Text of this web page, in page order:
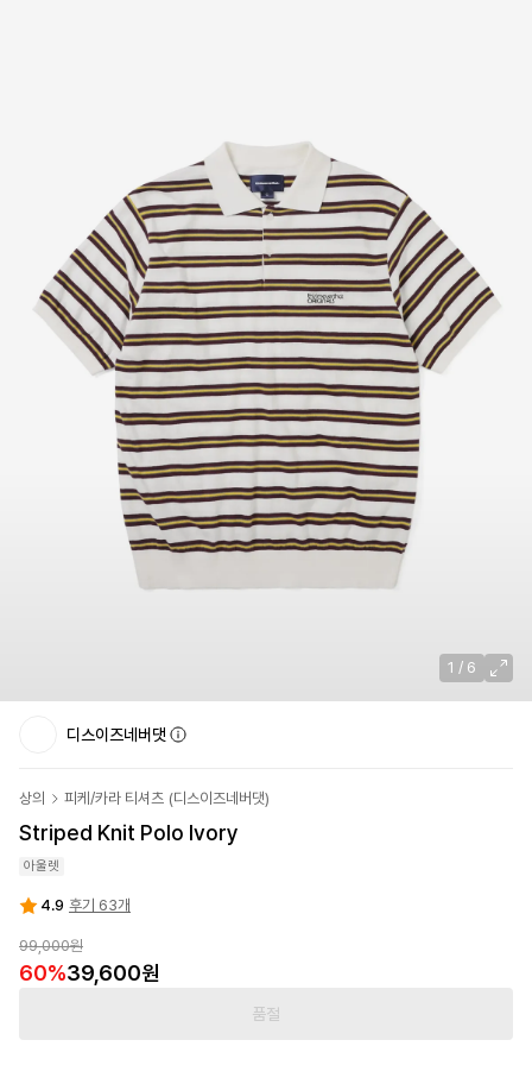
1 / 6
디스이즈네버댓
상의 피케/카라 티셔츠 (디스이즈네버댓)
Striped Knit Polo Ivory
아울렛
4.9 후기 63개
99,000원
60%39,600원
품절